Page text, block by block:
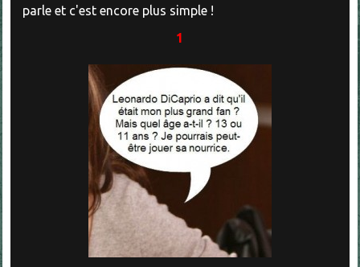
parle et c'est encore plus simple !
1